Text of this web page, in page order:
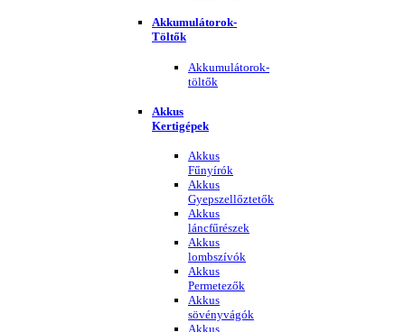
Akkumulátorok-
Töltők
Akkumulátorok-
töltők
Akkus
Kertigépek
Akkus
Fűnyírók
Akkus
Gyepszellőztetők
Akkus
láncfűrészek
Akkus
lombszívók
Akkus
Permetezők
Akkus
sövényvágók
Akkus